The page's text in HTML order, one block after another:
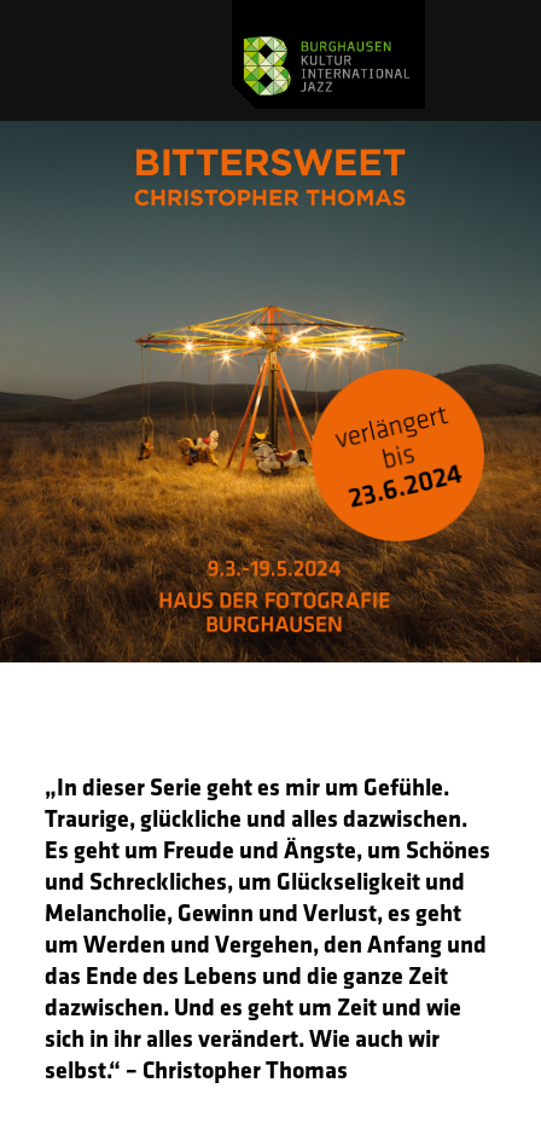
„In dieser Serie geht es mir um Gefühle.
Traurige, glückliche und alles dazwischen.
Es geht um Freude und Ängste, um Schönes
und Schreckliches, um Glückseligkeit und
Melancholie, Gewinn und Verlust, es geht
um Werden und Vergehen, den Anfang und
das Ende des Lebens und die ganze Zeit
dazwischen. Und es geht um Zeit und wie
sich in ihr alles verändert. Wie auch wir
selbst.“ – Christopher Thomas